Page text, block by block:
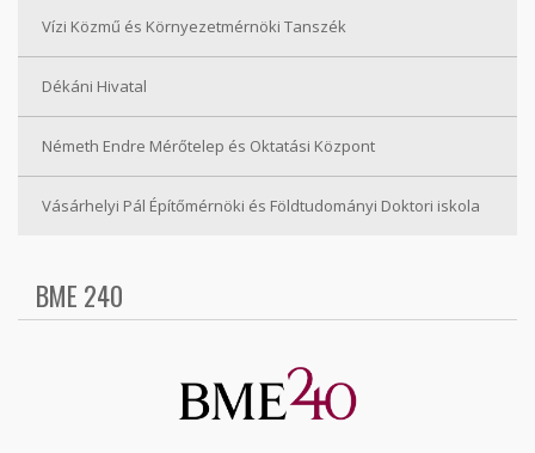
Vízi Közmű és Környezetmérnöki Tanszék
Dékáni Hivatal
Németh Endre Mérőtelep és Oktatási Központ
Vásárhelyi Pál Építőmérnöki és Földtudományi Doktori iskola
BME 240